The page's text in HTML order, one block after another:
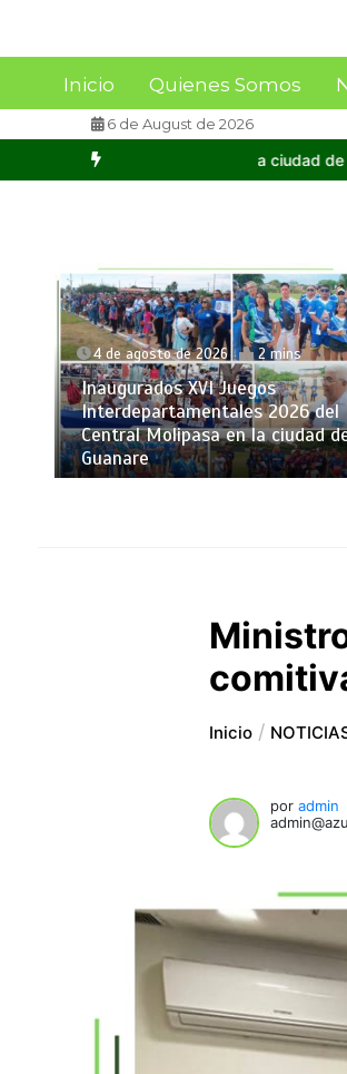
Inicio Quienes Somos
6 de August de 2026
de Guanare Socaragua y FAGRO-
4 de agosto de 2026 2 mins
Inaugurados XVI Juegos
Interdepartamentales 2026 del
Central Molipasa en la ciudad
Guanare
Inicio
poradmin